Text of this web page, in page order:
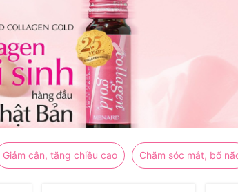
Giảm cân, tăng chiều cao Chăm sóc mắt, bổ